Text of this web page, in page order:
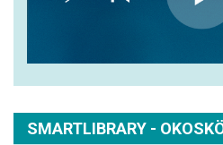
SMARTLIBRARY -